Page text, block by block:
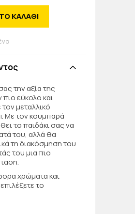
ΚΑΛΑΘΙ
την αξία της
εύκολο και
μεταλλικό
Με τον κουμπαρά
το παιδάκι σας να
του, αλλά θα
τη διακόσμηση του
του μια πιο
χρώματα και
το